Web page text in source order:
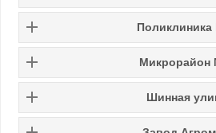
Микрорайон
Шинная